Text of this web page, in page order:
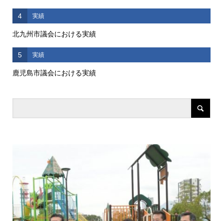
4 実績
北九州市議会における実績
5 実績
鹿児島市議会における実績